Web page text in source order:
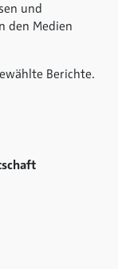
und
den Medien
Berichte.